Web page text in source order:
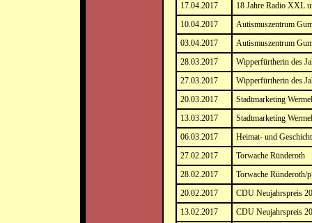
17.04.2017
18 Jahre Radio XXL
10.04.2017
Autismuszentrum
03.04.2017
Autismuszentrum
28.03.2017
Wipperfürtherin des
27.03.2017
Wipperfürtherin des
20.03.2017
Stadtmarketing
13.03.2017
Stadtmarketing
06.03.2017
Heimat- und
27.02.2017
Torwache Ründeroth
28.02.2017
Torwache Ründeroth/
20.02.2017
CDU Neujahrspreis
13.02.2017
CDU Neujahrspreis